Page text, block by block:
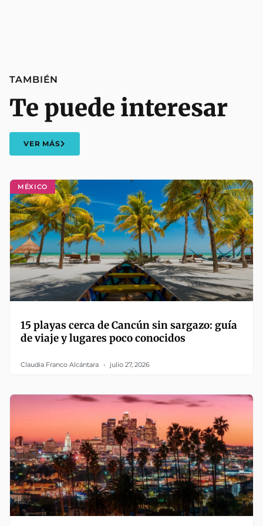
MÉXICO
15 playas cerca de Cancún sin sargazo: guía
de viaje y lugares poco conocidos
Claudia Franco Alcántara julio 27, 2026
TAMBIÉN
Te puede interesar
VER MÁS